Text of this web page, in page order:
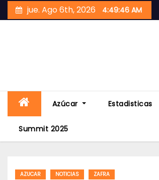
to
jue. Ago 6th, 2026 4:49:48 AM
Azúcar Estadisticas
Summit 2025
AZUCAR NOTICIAS ZAFRA